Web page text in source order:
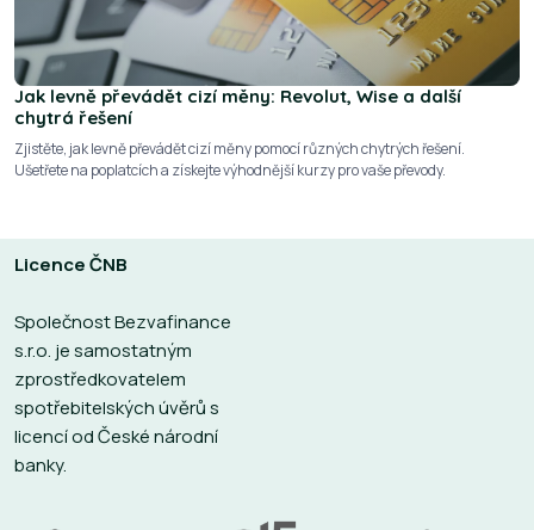
Jak levně převádět cizí měny: Revolut, Wise a další
chytrá řešení
Zjistěte, jak levně převádět cizí měny pomocí různých chytrých řešení.
Ušetřete na poplatcích a získejte výhodnější kurzy pro vaše převody.
Licence ČNB
Společnost Bezvafinance
s.r.o. je samostatným
zprostředkovatelem
spotřebitelských úvěrů s
licencí od České národní
banky.